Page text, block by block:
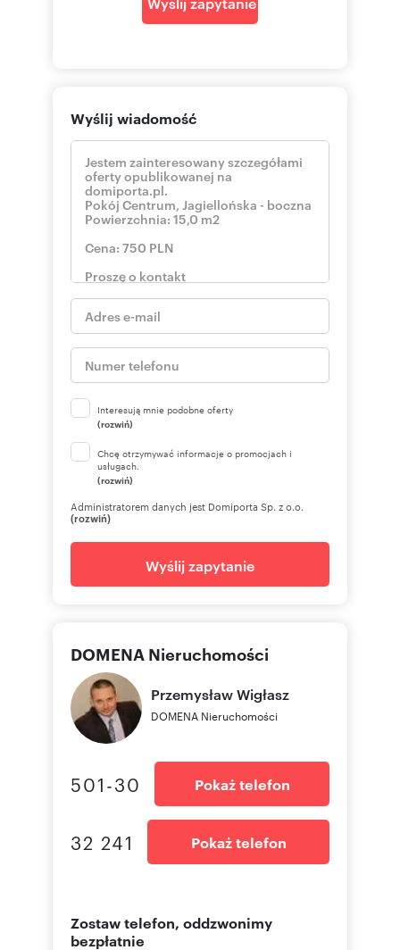
Wyślij wiadomość
Interesują mnie podobne oferty
(rozwiń)
Chcę otrzymywać informacje o promocjach i
usługach.
(rozwiń)
Administratorem danych jest Domiporta Sp. z o.o.
(rozwiń)
Wyślij zapytanie
DOMENA Nieruchomości
PrzemysławWigłasz
DOMENA Nieruchomości
501-30 Pokaż telefon
32 241 Pokaż telefon
Zostaw telefon, oddzwonimy
bezpłatnie